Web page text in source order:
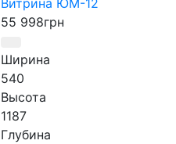
Витрина ЮМ-12
55 998грн
Ширина
540
Высота
1187
Глубина